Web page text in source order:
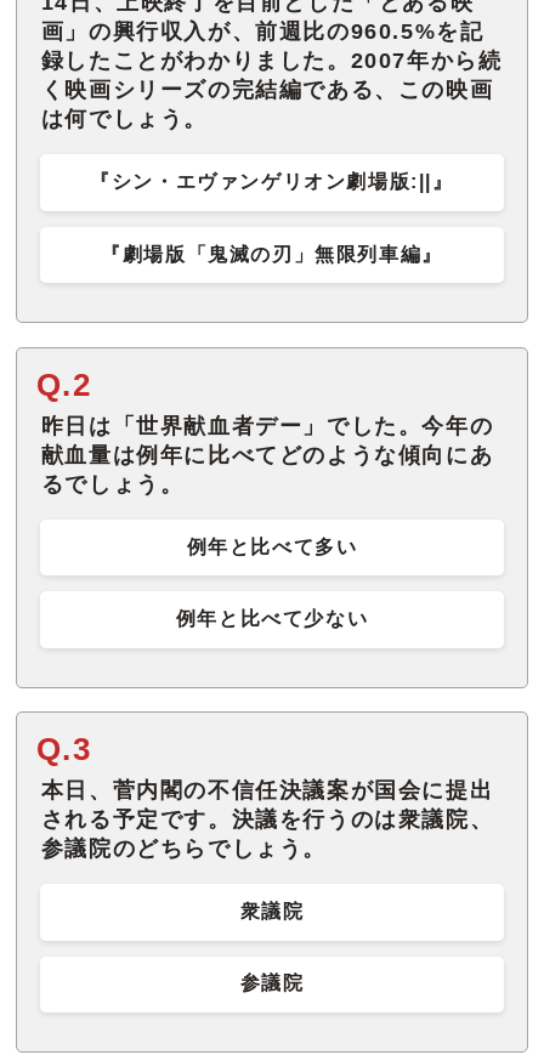
画」の興行収入が、前週比の960.5%を記
録したことがわかりました。2007年から続
く映画シリーズの完結編である、この映画
は何でしょう。
『シン・エヴァンゲリオン劇場版:||』
『劇場版「鬼滅の刃」無限列車編』
Q.2
昨日は「世界献血者デー」でした。今年の
献血量は例年に比べてどのような傾向にあ
るでしょう。
例年と比べて多い
例年と比べて少ない
Q.3
本日、菅内閣の不信任決議案が国会に提出
される予定です。決議を行うのは衆議院、
参議院のどちらでしょう。
衆議院
参議院